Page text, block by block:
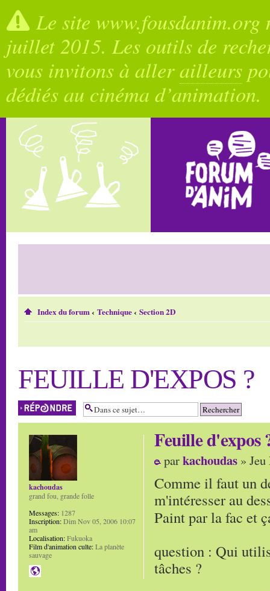
Le site
juillet 2015. Les outils de
vous invitons à allerailleurs
dédiés au cinéma d’animation.
Index du forum‹ Technique‹ Section 2D
FEUILLE D'EXPOS ?
Répondre
Feuille d'expos
parkachoudas »
Comme il faut un
m'intéresser au
Paint par la fac et
question : Qui
tâches ?
kachoudas
grand fou, grande folle
Messages: 1287
Inscription:Dim Nov 05, 2006 10:07
am
Localisation:Fukuoka
Film d'animation culte:La planète
sauvage